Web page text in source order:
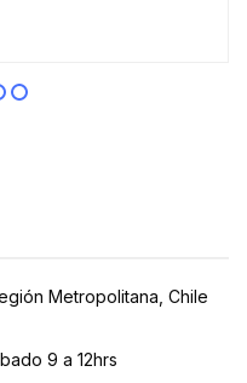
Metropolitana, Chile
9 a 12hrs